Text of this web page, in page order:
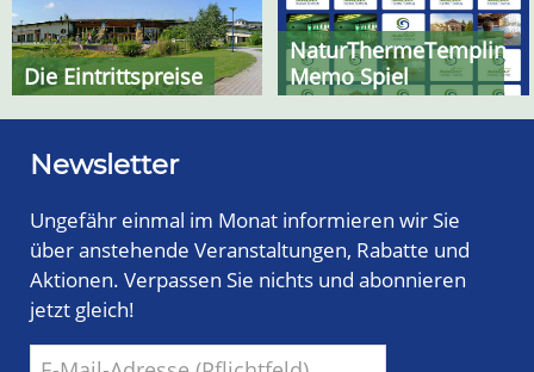
Die Eintrittspreise
NaturThermeTemplin
Memo Spiel
Newsletter
Ungefähr einmal im Monat informieren wir Sie
über anstehende Veranstaltungen, Rabatte und
Aktionen. Verpassen Sie nichts und abonnieren
jetzt gleich!